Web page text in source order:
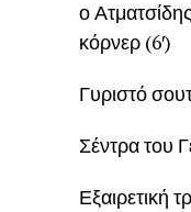
ο
κόρνερ (6′)
Γυριστό
Σέντρα του
Εξαιρετική